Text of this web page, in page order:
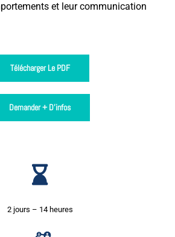
et leur communication
Télécharger Le PDF
Demander + D'infos
2 jours – 14 heures